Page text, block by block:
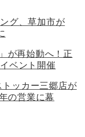
グ、草加市が
が再始動へ！正
ベント開催
トッカー三郷店が
の営業に幕